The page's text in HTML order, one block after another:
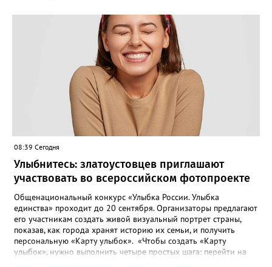
08:39 Сегодня
Улыбнитесь: златоустовцев приглашают
участвовать во всероссийском фотопроекте
Общенациональный конкурс «Улыбка России. Улыбка
единства» проходит до 20 сентября. Организаторы предлагают
его участникам создать живой визуальный портрет страны,
показав, как города хранят историю их семьи, и получить
персональную «Карту улыбок». «Чтобы создать «Карту
улыбок», нужно выполнить четыре простых шага: перейти на